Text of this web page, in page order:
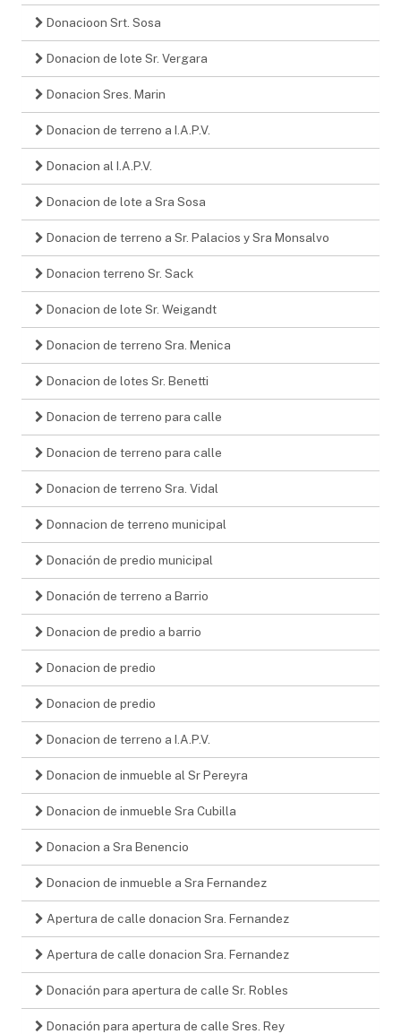
Donacioon Srt. Sosa
Donacion de lote Sr. Vergara
Donacion Sres. Marin
Donacion de terreno a I.A.P.V.
Donacion al I.A.P.V.
Donacion de lote a Sra Sosa
Donacion de terreno a Sr. Palacios y Sra Monsalvo
Donacion terreno Sr. Sack
Donacion de lote Sr. Weigandt
Donacion de terreno Sra. Menica
Donacion de lotes Sr. Benetti
Donacion de terreno para calle
Donacion de terreno para calle
Donacion de terreno Sra. Vidal
Donnacion de terreno municipal
Donación de predio municipal
Donación de terreno a Barrio
Donacion de predio a barrio
Donacion de predio
Donacion de predio
Donacion de terreno a I.A.P.V.
Donacion de inmueble al Sr Pereyra
Donacion de inmueble Sra Cubilla
Donacion a Sra Benencio
Donacion de inmueble a Sra Fernandez
Apertura de calle donacion Sra. Fernandez
Apertura de calle donacion Sra. Fernandez
Donación para apertura de calle Sr. Robles
Donación para apertura de calle Sres. Rey